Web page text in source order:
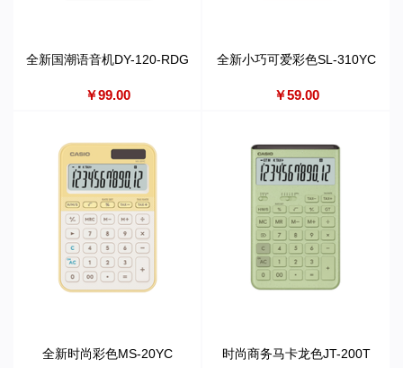
全新国潮语音机DY-120-RDG
￥99.00
全新小巧可爱彩色SL-310YC
￥59.00
全新时尚彩色MS-20YC 时尚商务马卡龙色JT-200T